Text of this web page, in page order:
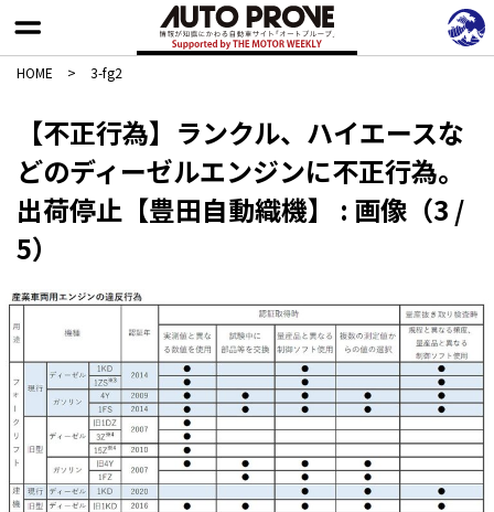
HOME > 3-fg2
【不正行為】ランクル、ハイエースな
どのディーゼルエンジンに不正行為。
出荷停止【豊田自動織機】 : 画像（3 /
5）